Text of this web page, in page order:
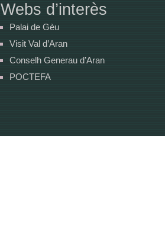
Webs d’interès
Palai de Gèu
Visit Val d’Aran
Conselh Generau d’Aran
POCTEFA